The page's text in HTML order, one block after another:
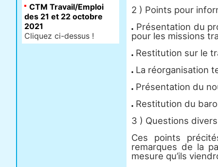
2 ) Points pour
Présentation du
pour les missions
Restitution sur le
La réorganisation
Présentation du
Restitution du
3 ) Questions
Ces points
remarques de la
mesure qu’ils
CTM Travail/Emploi
des 21 et 22 octobre
2021
Cliquez ci-dessus !